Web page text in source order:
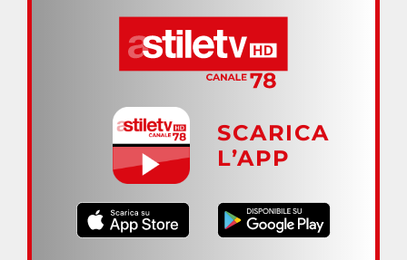
SCARICA
L’APP